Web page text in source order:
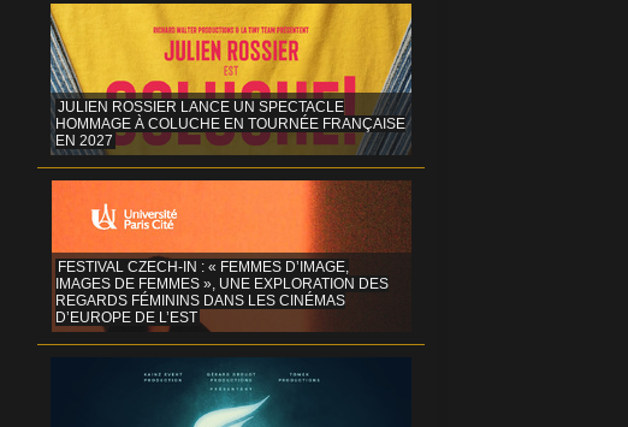
JULIEN ROSSIER LANCE UN SPECTACLE
HOMMAGE À COLUCHE EN TOURNÉE FRANÇAISE
EN 2027
FESTIVAL CZECH-IN : « FEMMES D’IMAGE,
IMAGES DE FEMMES », UNE EXPLORATION DES
REGARDS FÉMININS DANS LES CINÉMAS
D’EUROPE DE L’EST